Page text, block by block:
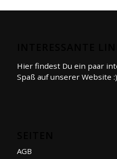
Hier findest Du ein paar
Spaß auf unserer Website :)
AGB